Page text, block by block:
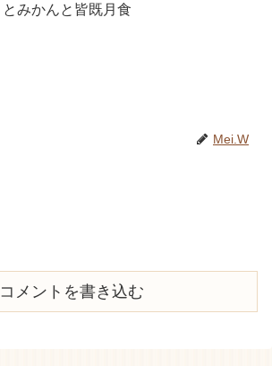
とみかんと皆既月食
Mei.W
コメントを書き込む